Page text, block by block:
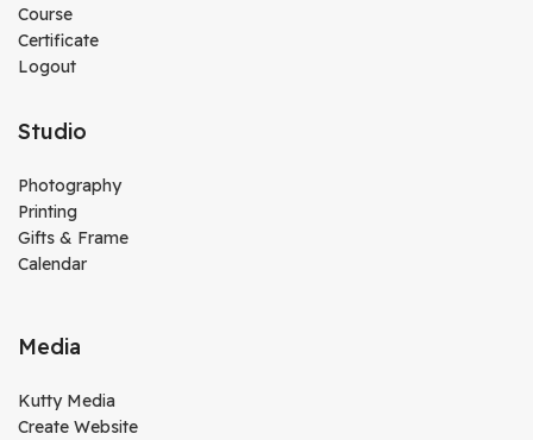
Course
Certificate
Logout
Studio
Photography
Printing
Gifts & Frame
Calendar
Media
Kutty Media
Create Website